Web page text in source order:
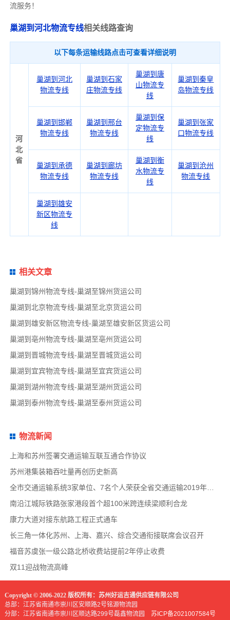
流服务！
巢湖到河北物流专线相关线路查询
以下每条运输线路点击可查看详细说明
河
北
省
巢湖到河北
物流专线
巢湖到石家
庄物流专线
巢湖到唐
山物流专
线
巢湖到秦皇
岛物流专线
巢湖到邯郸
物流专线
巢湖到邢台
物流专线
巢湖到保
定物流专
线
巢湖到张家
口物流专线
巢湖到承德
物流专线
巢湖到廊坊
物流专线
巢湖到衡
水物流专
线
巢湖到沧州
物流专线
巢湖到雄安
新区物流专
线
相关文章
巢湖到锦州物流专线-巢湖至锦州货运公司
巢湖到北京物流专线-巢湖至北京货运公司
巢湖到雄安新区物流专线-巢湖至雄安新区货运公司
巢湖到亳州物流专线-巢湖至亳州货运公司
巢湖到晋城物流专线-巢湖至晋城货运公司
巢湖到宜宾物流专线-巢湖至宜宾货运公司
巢湖到湖州物流专线-巢湖至湖州货运公司
巢湖到泰州物流专线-巢湖至泰州货运公司
物流新闻
上海和苏州签署交通运输互联互通合作协议
苏州港集装箱吞吐量再创历史新高
全市交通运输系统3家单位、7名个人荣获全省交通运输2019年度扫黑除恶专项斗争先进集体和先
南沿江城际铁路张家港段首个超100米跨连续梁顺利合龙
康力大道对接东航路工程正式通车
长三角一体化苏州、上海、嘉兴、综合交通衔接联席会议召开
福音苏虞张一级公路北桥收费站提前2年停止收费
双11迎战物流高峰
Copyright © 2006-2022 版权所有：苏州好运吉通供应链有限公司
总部：江苏省南通市崇川区安顺路2号铭源物流园
分部：江苏省南通市崇川区顺达路299号磊鑫物流园 苏ICP备2021007584号